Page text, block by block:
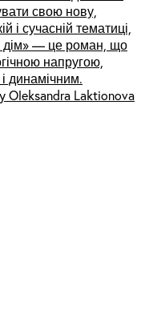
свою нову,
і сучасній тематиці,
дім» — це роман, що
напругою,
динамічним.
Oleksandra Laktionova